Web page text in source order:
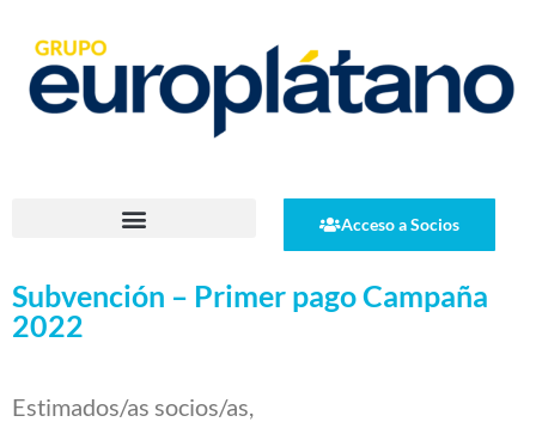
Acceso a Socios
Subvención – Primer pago Campaña
2022
Estimados/as socios/as,